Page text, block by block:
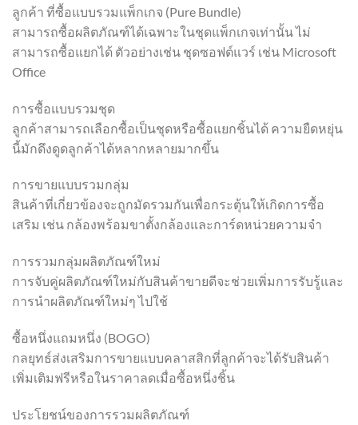
ลูกค้า ที่ซื้อแบบรวมแพ็กเกจ (Pure Bundle)
สามารถซื้อผลิตภัณฑ์ได้เฉพาะในชุดแพ็กเกจเท่านั้น ไม่
สามารถซื้อแยกได้ ตัวอย่างเช่น ชุดซอฟต์แวร์ เช่น Microsoft
Office
การซื้อแบบรวมชุด
ลูกค้าสามารถเลือกซื้อเป็นชุดหรือซื้อแยกชิ้นได้ ความยืดหยุ่น
นี้มักดึงดูดลูกค้าได้หลากหลายมากขึ้น
การขายแบบรวมกลุ่ม
สินค้าที่เกี่ยวข้องจะถูกมัดรวมกันเพื่อกระตุ้นให้เกิดการซื้อ
เสริม เช่น กล้องพร้อมขาตั้งกล้องและการ์ดหน่วยความจำ
การรวมกลุ่มผลิตภัณฑ์ใหม่
การจับคู่ผลิตภัณฑ์ใหม่กับสินค้าขายดีจะช่วยเพิ่มการรับรู้และ
การนำผลิตภัณฑ์ใหม่ๆ ไปใช้
ซื้อหนึ่งแถมหนึ่ง (BOGO)
กลยุทธ์ส่งเสริมการขายแบบคลาสสิกที่ลูกค้าจะได้รับสินค้า
เพิ่มเติมฟรีหรือในราคาลดเมื่อซื้อหนึ่งชิ้น
ประโยชน์ของการรวมผลิตภัณฑ์